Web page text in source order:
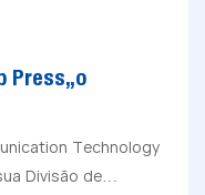
Pressão
Technology
Divisão de